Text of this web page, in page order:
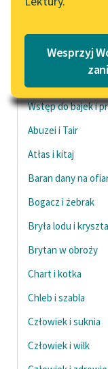
Lektury szkolne i
literatury do
uczennic i uczniów z
szkolnych i literatury
słuchania dla
Popularyzacja
skandynawskiej
Kolekcje edukacyjne
Wesprzyj
Bajki i przypowieści
Wstęp do bajek i
Abuzei i Tair
Atłas i kitaj
Baran dany na
Bogacz i żebrak
Bryła lodu i
Brytan w obroży
Chart i kotka
Chleb i szabla
Człowiek i suknia
Człowiek i wilk